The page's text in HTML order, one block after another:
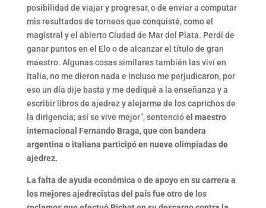
posibilidad de viajar y progresar, o de enviar a computar
mis resultados de torneos que conquisté, como el
magistral y el abierto Ciudad de Mar del Plata. Perdí de
ganar puntos en el Elo o de alcanzar el título de gran
maestro. Algunas cosas similares también las viví en
Italia, no me dieron nada e incluso me perjudicaron, por
eso un día dije basta y me dediqué a la enseñanza y a
escribir libros de ajedrez y alejarme de los caprichos de
la dirigencia; así se vive mejor”, sentencióel maestro
internacional Fernando Braga, que con bandera
argentina o italiana participó en nueve olimpíadas de
ajedrez.
La falta de ayuda económica o de apoyo en su carrera a
los mejores ajedrecistas del país fue otro de los